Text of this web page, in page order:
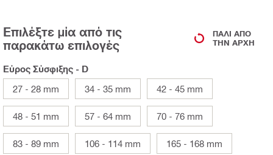
Επιλέξτε μία από τις
παρακάτω επιλογές
ΠΆΛΙ ΑΠΌ
ΤΗΝ ΑΡΧΉ
Εύρος Σύσφιξης - D
27 - 28 mm
34 - 35 mm 42 - 45 mm
48 - 51 mm 57 - 64 mm 70 - 76 mm
83 - 89 mm 106 - 114 mm 165 - 168 mm